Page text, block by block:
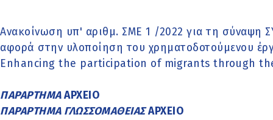
Ανακοίνωση υπ' αριθμ. ΣΜΕ 1 /2022 για τη σύναψη
αφορά στην υλοποίηση του χρηματοδοτούμενου
Enhancing the participation of migrants through
ΠΑΡΑΡΤΗΜΑΑΡΧΕΙΟ
ΠΑΡΑΡΤΗΜΑ ΓΛΩΣΣΟΜΑΘΕΙΑΣΑΡΧΕΙΟ